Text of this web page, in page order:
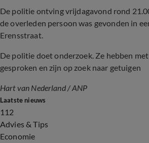
De politie ontving vrijdagavond rond
de overleden persoon was gevonden in
Erensstraat.
De politie doet onderzoek. Ze hebben
gesproken en zijn op zoek naar getuigen
Hart van Nederland / ANP
Laatste nieuws
112
Advies & Tips
Economie